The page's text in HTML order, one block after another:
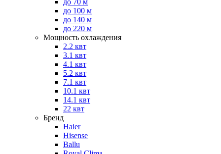
до 70 м
до 100 м
до 140 м
до 220 м
Мощность охлаждения
2.2 квт
3.1 квт
4.1 квт
5.2 квт
7.1 квт
10.1 квт
14.1 квт
22 квт
Бренд
Haier
Hisense
Ballu